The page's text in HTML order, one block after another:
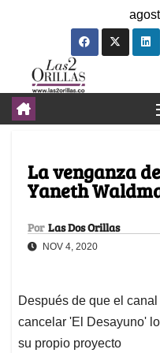
La venganza
Yaneth
Por Las Dos Orillas
NOV 4, 2020
Después de que el
cancelar 'El Desayuno'
su propio proyecto